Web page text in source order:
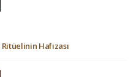
Hafızası